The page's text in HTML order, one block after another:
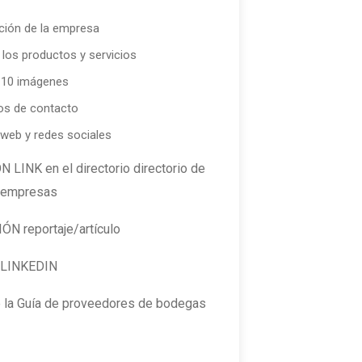
de la empresa
productos y servicios
imágenes
de contacto
y redes sociales
LINK en el directorio directorio de
empresas
reportaje/artículo
LINKEDIN
Guía de proveedores de bodegas